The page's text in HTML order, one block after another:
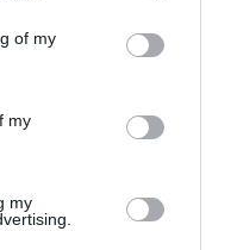
You may click to
its third-party tags to
in below Google
of my
my
my
biztonság kedvéért
egy táskában, de